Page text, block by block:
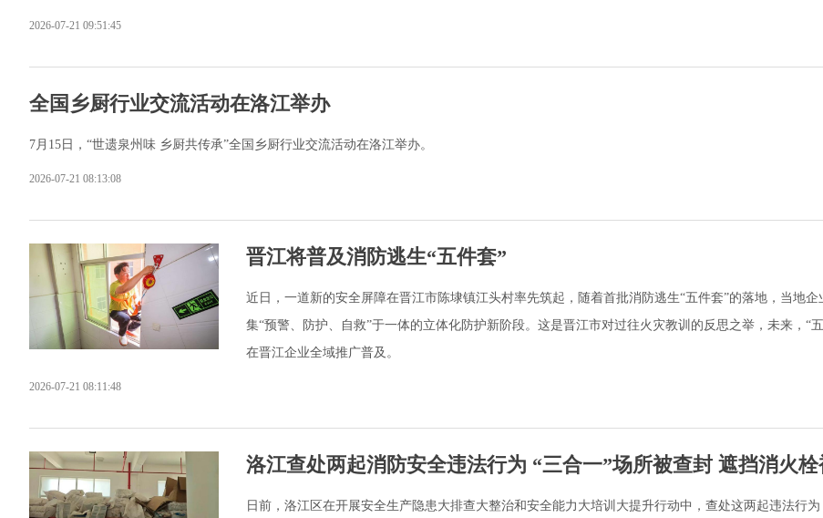
2026-07-21 09:51:45
全国乡厨行业交流活动在洛江举办
7月15日，“世遗泉州味 乡厨共传承”全国乡厨行业交流活动在洛江举办。
2026-07-21 08:13:08
晋江将普及消防逃生“五件套”
近日，一道新的安全屏障在晋江市陈埭镇江头村率先筑起，随着首批消防逃生“五件套”的落地，当地企
集“预警、防护、自救”于一体的立体化防护新阶段。这是晋江市对过往火灾教训的反思之举，未来，“
在晋江企业全域推广普及。
2026-07-21 08:11:48
洛江查处两起消防安全违法行为 “三合一”场所被查封 遮挡消火栓
日前，洛江区在开展安全生产隐患大排查大整治和安全能力大培训大提升行动中，查处这两起违法行为